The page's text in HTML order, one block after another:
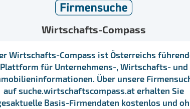
Wirtschafts-Compass
Wirtschafts-Compass ist Österreichs
Plattform für Unternehmens-, Wirtschafts- und
Über unsere
auf suche.wirtschaftscompass.at erhalten Sie
Basis-Firmendaten kostenlos und